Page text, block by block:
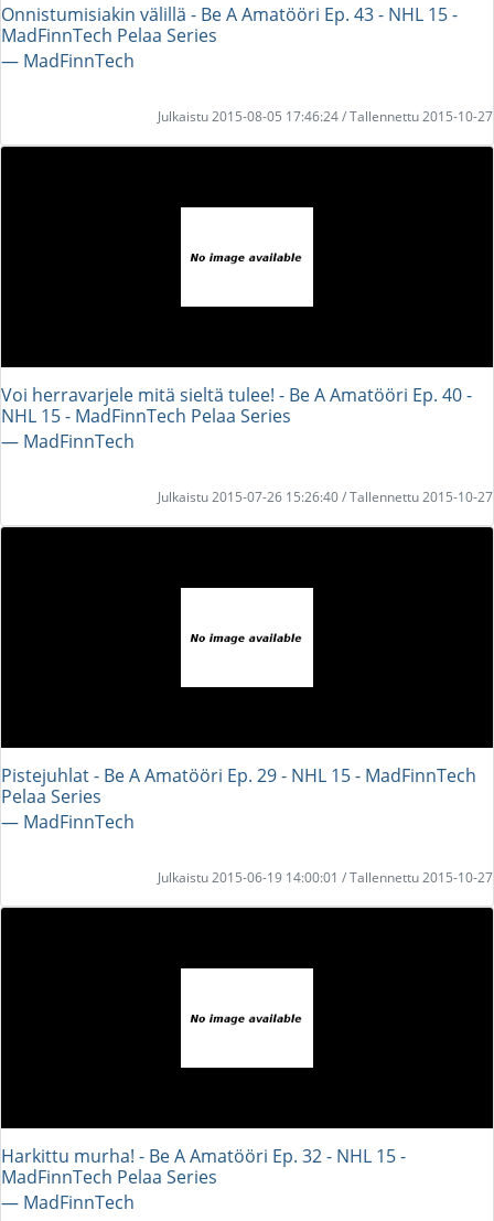
Onnistumisiakin välillä - Be A Amatööri Ep. 43 - NHL 15 -
MadFinnTech Pelaa Series
― MadFinnTech
Julkaistu 2015-08-05 17:46:24 / Tallennettu 2015-10-27
Voi herravarjele mitä sieltä tulee! - Be A Amatööri Ep. 40 -
NHL 15 - MadFinnTech Pelaa Series
― MadFinnTech
Julkaistu 2015-07-26 15:26:40 / Tallennettu 2015-10-27
Pistejuhlat - Be A Amatööri Ep. 29 - NHL 15 - MadFinnTech
Pelaa Series
― MadFinnTech
Julkaistu 2015-06-19 14:00:01 / Tallennettu 2015-10-27
Harkittu murha! - Be A Amatööri Ep. 32 - NHL 15 -
MadFinnTech Pelaa Series
― MadFinnTech